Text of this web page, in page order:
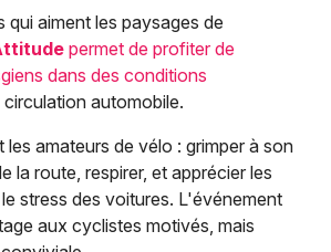
qui aiment les paysages de
permet de profiter de
dans des conditions
circulation automobile.
les amateurs de vélo : grimper à son
la route, respirer, et apprécier les
stress des voitures. L'événement
aux cyclistes motivés, mais